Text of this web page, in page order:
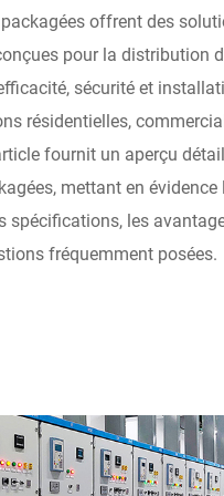
offrent des
pour la distribution
sécurité et
résidentielles,
fournit un aperçu
mettant en évidence
spécifications, les
fréquemment posées.